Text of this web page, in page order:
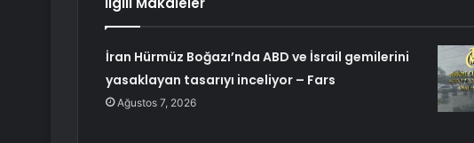
İran Hürmüz Boğazı’nda ABD ve İsrail gemilerini
yasaklayan tasarıyı inceliyor – Fars
Ağustos 7, 2026